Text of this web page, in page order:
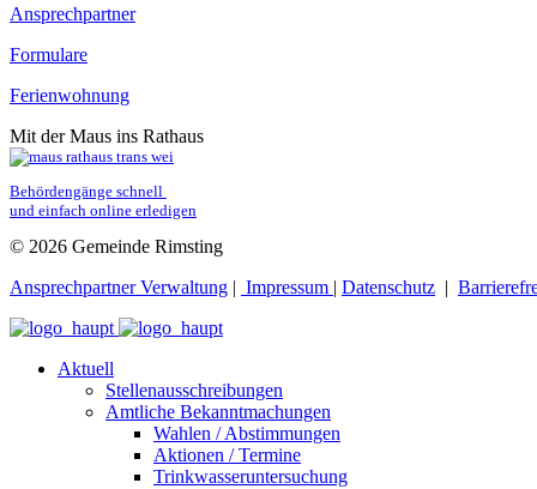
Ansprechpartner
Formulare
Ferienwohnung
Mit der Maus ins Rathaus
Behördengänge schnell
und einfach online erledigen
© 2026 Gemeinde Rimsting
Ansprechpartner Verwaltung | Impressum | Datenschutz |
Aktuell
Stellenausschreibungen
Amtliche Bekanntmachungen
Wahlen / Abstimmungen
Aktionen / Termine
Trinkwasseruntersuchung